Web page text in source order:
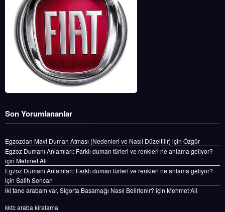
Son Yorumlananlar
Egzozdan Mavi Duman Atması (Nedenleri ve Nasıl Düzeltilir) için Özgür
Egzoz Dumanı Anlamları: Farklı duman türleri ve renkleri ne anlama geliyor?
için Mehmet Ali
Egzoz Dumanı Anlamları: Farklı duman türleri ve renkleri ne anlama geliyor?
için Salih Sencan
İki tane arabam var, Sigorta Basamağı Nasıl Belirlenir? için Mehmet Ali
kktc araba kiralama